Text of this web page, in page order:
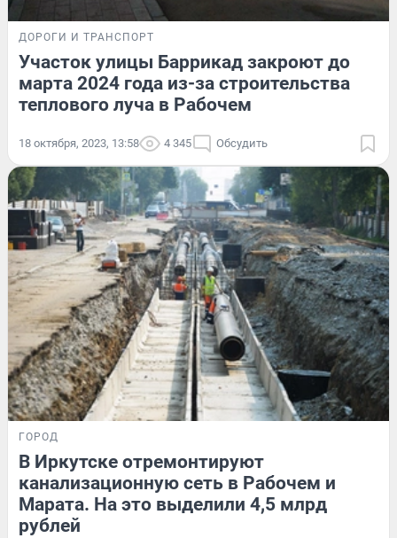
ДОРОГИ И ТРАНСПОРТ
Участок улицы Баррикад закроют до
марта 2024 года из-за строительства
теплового луча в Рабочем
18 октября, 2023, 13:58 4 345 Обсудить
ГОРОД
В Иркутске отремонтируют
канализационную сеть в Рабочем и
Марата. На это выделили 4,5 млрд
рублей